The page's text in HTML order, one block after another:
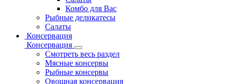
Комбо для Вас
Рыбные деликатесы
Салаты
Консервация
Консервация
Смотреть весь раздел
Мясные консервы
Рыбные консервы
Овощная консервация